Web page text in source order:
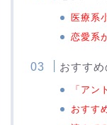
医療系
恋愛系
おすす
「ア
おすす